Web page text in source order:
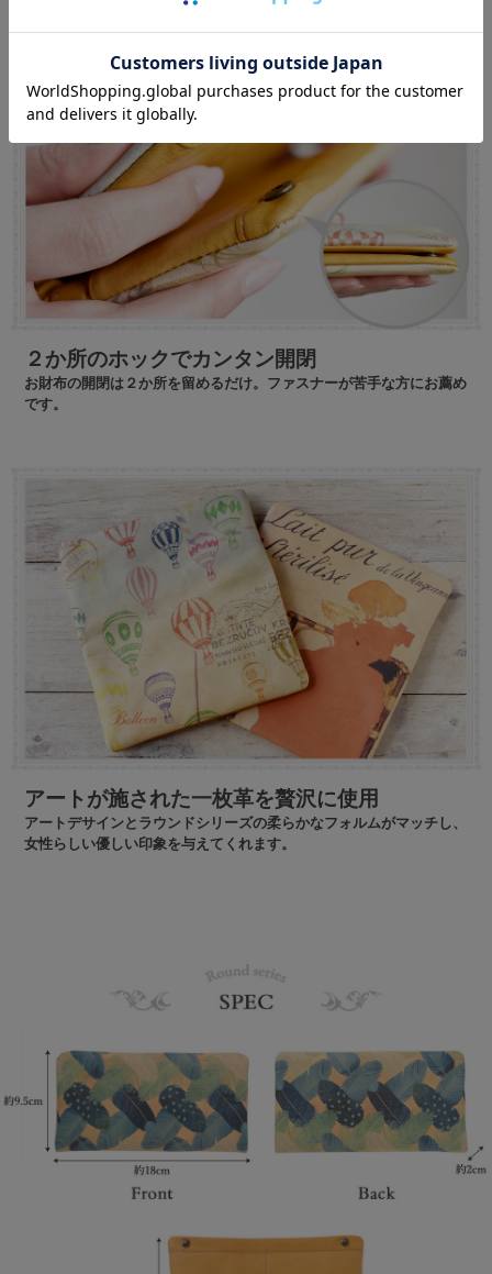
２か所のホックでカンタン開閉
お財布の開閉は２か所を留めるだけ。ファスナーが苦手な方にお薦め
です。
アートが施された一枚革を贅沢に使用
アートデサインとラウンドシリーズの柔らかなフォルムがマッチし、
女性らしい優しい印象を与えてくれます。